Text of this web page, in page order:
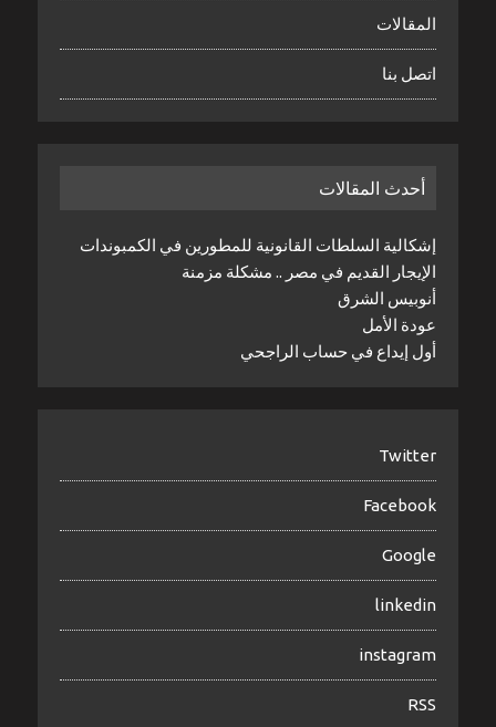
المقالات
اتصل بنا
أحدث المقالات
إشكالية السلطات القانونية للمطورين في الكمبوندات
الإيجار القديم في مصر .. مشكلة مزمنة
أنوبيس الشرق
عودة الأمل
أول إيداع في حساب الراجحي
Twitter
Facebook
Google
linkedin
instagram
RSS